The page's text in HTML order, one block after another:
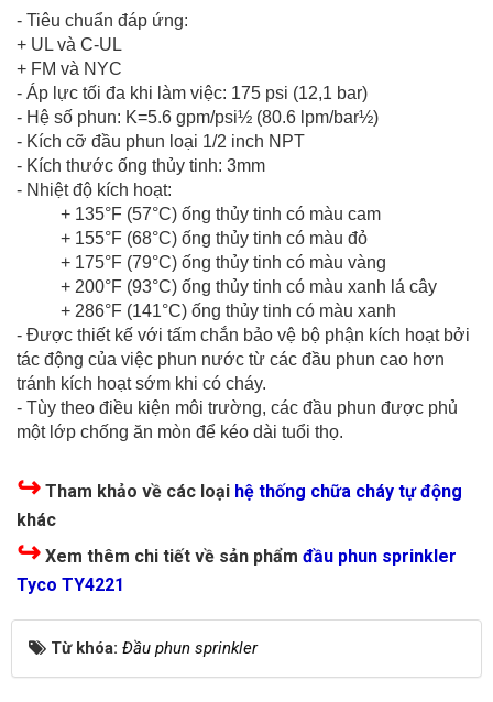
- Tiêu chuẩn đáp ứng:
+ UL và C-UL
+ FM và NYC
- Áp lực tối đa khi làm việc: 175 psi (12,1 bar)
- Hệ số phun: K=5.6 gpm/psi½ (80.6 lpm/bar½)
- Kích cỡ đầu phun loại 1/2 inch NPT
- Kích thước ống thủy tinh: 3mm
- Nhiệt độ kích hoạt:
+ 135°F (57°C) ống thủy tinh có màu cam
+ 155°F (68°C) ống thủy tinh có màu đỏ
+ 175°F (79°C) ống thủy tinh có màu vàng
+ 200°F (93°C) ống thủy tinh có màu xanh lá cây
+ 286°F (141°C) ống thủy tinh có màu xanh
- Được thiết kế với tấm chắn bảo vệ bộ phận kích hoạt bởi
tác động của việc phun nước từ các đầu phun cao hơn
tránh kích hoạt sớm khi có cháy.
- Tùy theo điều kiện môi trường, các đầu phun được phủ
một lớp chống ăn mòn để kéo dài tuổi thọ.
↪ Tham khảo về các loại hệ thống chữa cháy tự động
khác
↪ Xem thêm chi tiết về sản phẩm đầu phun sprinkler
Tyco TY4221
Từ khóa: Đầu phun sprinkler